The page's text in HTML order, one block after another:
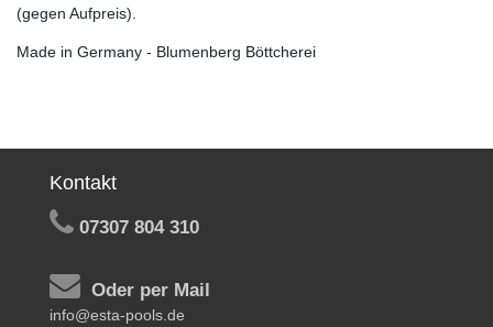
(gegen Aufpreis).
Made in Germany - Blumenberg Böttcherei
Kontakt
07307 804 310
Oder per Mail
info@esta-pools.de